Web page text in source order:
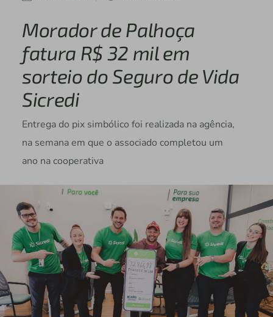
Morador de Palhoça
fatura R$ 32 mil em
sorteio do Seguro de Vida
Sicredi
Entrega do pix simbólico foi realizada na agência,
na semana em que o associado completou um
ano na cooperativa